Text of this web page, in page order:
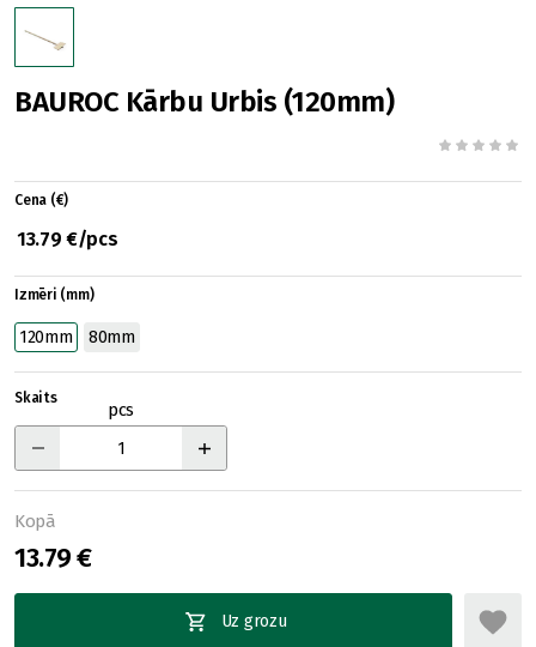
BAUROC Kārbu Urbis (120mm)
Cena (€)
13.79 €/pcs
Izmēri (mm)
120mm 80mm
Skaits
pcs
Kopā
13.79 €
Uz grozu